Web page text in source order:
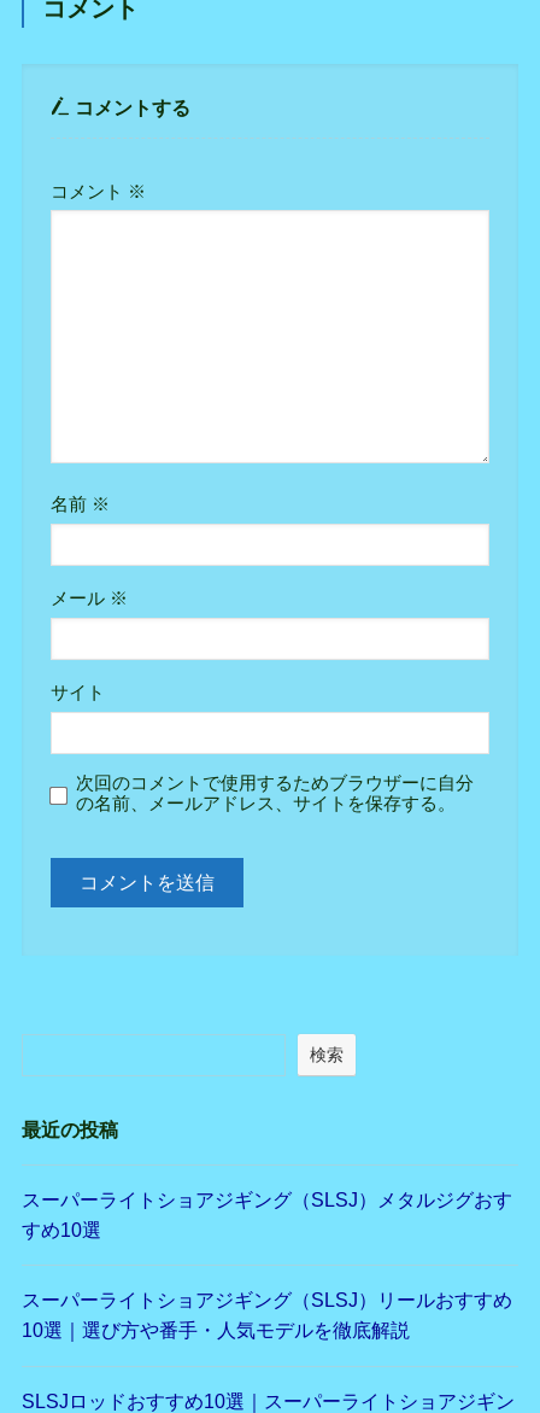
コメント
コメントする
コメント ※
名前 ※
メール ※
サイト
次回のコメントで使用するためブラウザーに自分
の名前、メールアドレス、サイトを保存する。
検索
最近の投稿
スーパーライトショアジギング（SLSJ）メタルジグおす
すめ10選
スーパーライトショアジギング（SLSJ）リールおすすめ
10選｜選び方や番手・人気モデルを徹底解説
SLSJロッドおすすめ10選｜スーパーライトショアジギン